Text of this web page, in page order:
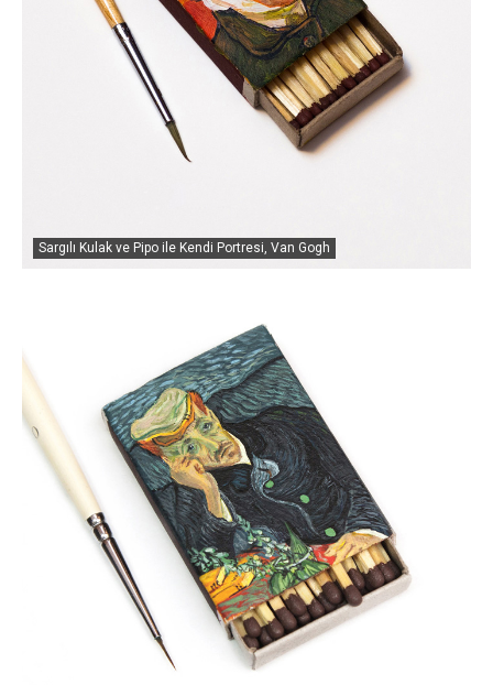
Sargılı Kulak ve Pipo ile Kendi Portresi, Van Gogh